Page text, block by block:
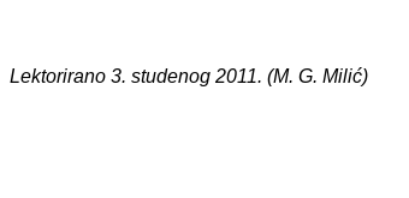
Lektorirano 3. studenog 2011. (M. G. Milić)